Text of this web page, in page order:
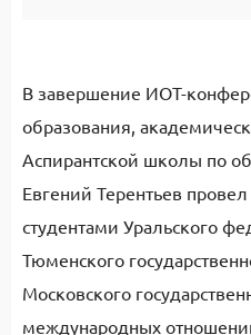
В завершение ИОТ-
образования,
Аспирантской школы по
Евгений Терентьев
студентами Уральского
Тюменского
Московского
международных